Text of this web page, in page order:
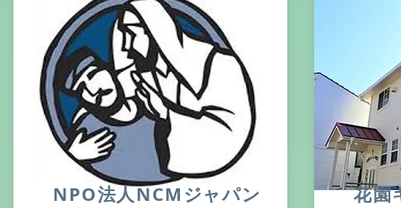
​NPO法人NCMジャパン 花園